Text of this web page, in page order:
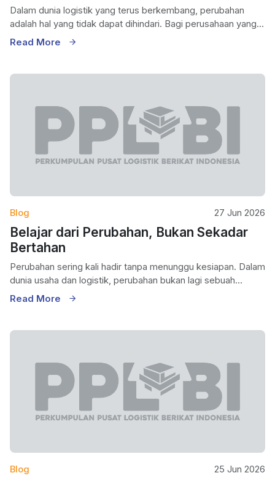
Dalam dunia logistik yang terus berkembang, perubahan
adalah hal yang tidak dapat dihindari. Bagi perusahaan yang...
Read More
Blog 27 Jun 2026
Belajar dari Perubahan, Bukan Sekadar
Bertahan
Perubahan sering kali hadir tanpa menunggu kesiapan. Dalam
dunia usaha dan logistik, perubahan bukan lagi sebuah...
Read More
Blog 25 Jun 2026